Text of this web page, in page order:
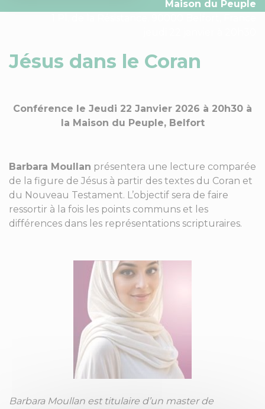
Maison du Peuple
Jésus dans le Coran
Conférence le Jeudi 22 Janvier 2026 à 20h30 à
la Maison du Peuple, Belfort
Barbara Moullan présentera une lecture comparée
de la figure de Jésus à partir des textes du Coran et
du Nouveau Testament. L’objectif sera de faire
ressortir à la fois les points communs et les
différences dans les représentations scripturaires.
Barbara Moullan est titulaire d’un master de